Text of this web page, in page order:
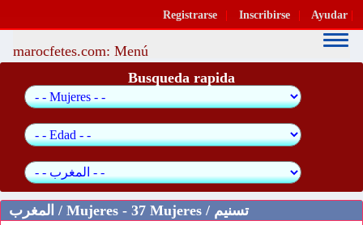
Registrarse Inscribirse Ayudar
marocfetes.com: Menú
Busqueda rapida
المغرب / Mujeres - 37 Mujeres / تسنيم